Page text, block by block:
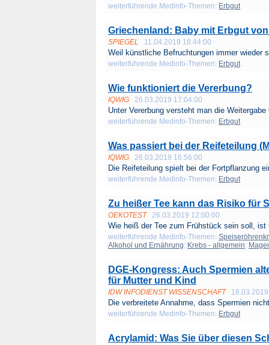
weiterführende Medinfo-Themen: Erbgut
Griechenland: Baby mit Erbgut
SPIEGEL 11.04.2019 18:44:00
Weil künstliche Befruchtungen immer wieder
weiterführende Medinfo-Themen: Erbgut
Wie funktioniert die Vererbung?
IQWIG 26.03.2019 17:04:00
Unter Vererbung versteht man die Weitergabe
weiterführende Medinfo-Themen: Erbgut
Was passiert bei der Reifeteilung
IQWIG 26.03.2019 16:56:00
Die Reifeteilung spielt bei der Fortpflanzung
weiterführende Medinfo-Themen: Erbgut
Zu heißer Tee kann das Risiko für
OEKOTEST 26.03.2019 12:00:00
Wie heiß der Tee zum Frühstück sein soll, ist
weiterführende Medinfo-Themen:
Alkohol und Ernährung; Krebs - allgemein;
DGE-Kongress: Auch Spermien
für Mutter und Kind
IDW INFODIENST WISSENSCHAFT
Die verbreitete Annahme, dass Spermien
weiterführende Medinfo-Themen: Erbgut
Acrylamid: Was Sie über diesen